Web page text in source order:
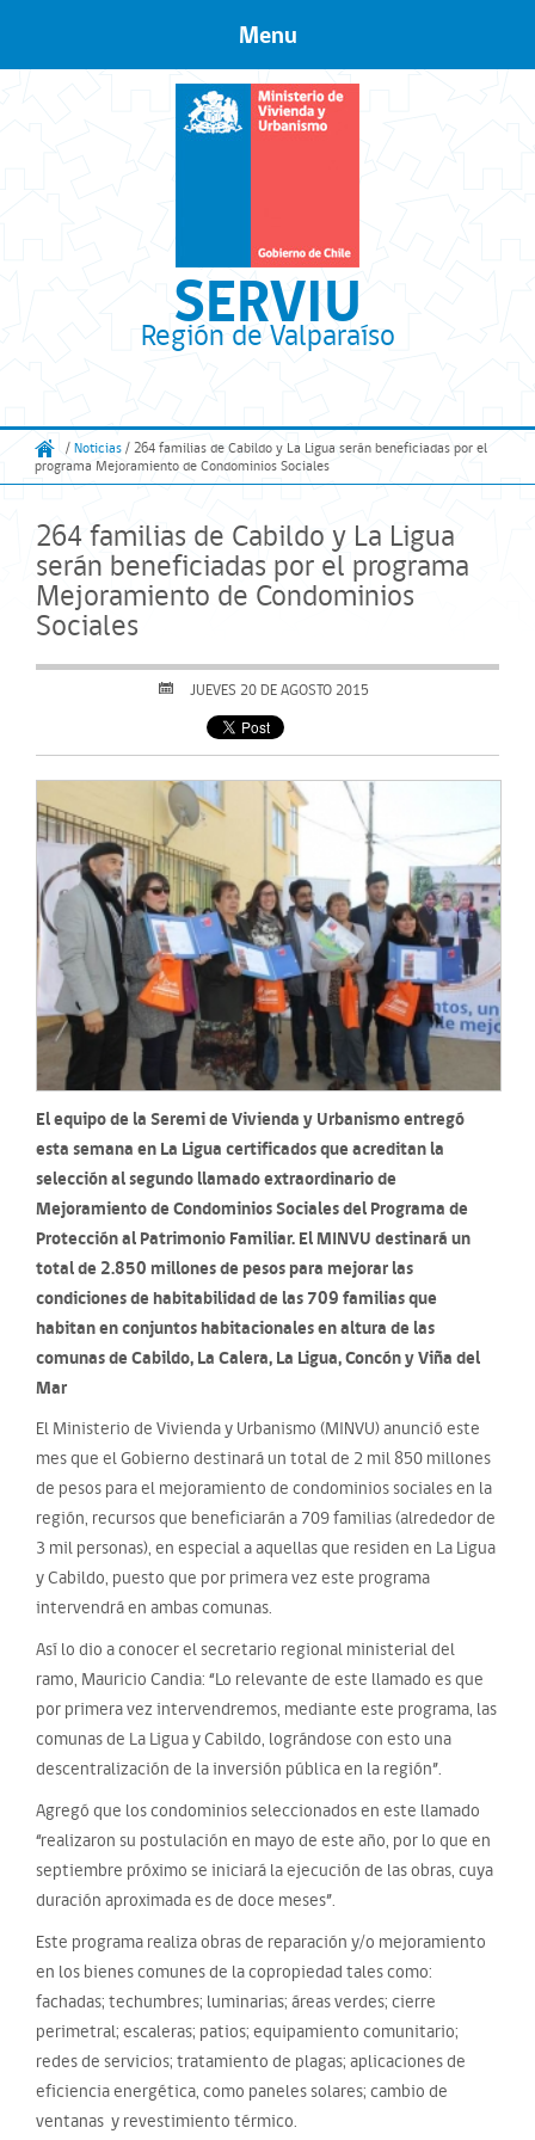
SERVIU
Región de Valparaíso
Menu
/ Noticias / 264 familias de Cabildo y La Ligua serán beneficiadas por el
programa Mejoramiento de Condominios Sociales
264 familias de Cabildo y La Ligua
serán beneficiadas por el programa
Mejoramiento de Condominios
Sociales
JUEVES 20 DE AGOSTO 2015
El equipo de la Seremi de Vivienda y Urbanismo entregó
esta semana en La Ligua certificados que acreditan la
selección al segundo llamado extraordinario de
Mejoramiento de Condominios Sociales del Programa de
Protección al Patrimonio Familiar. El MINVU destinará un
total de 2.850 millones de pesos para mejorar las
condiciones de habitabilidad de las 709 familias que
habitan en conjuntos habitacionales en altura de las
comunas de Cabildo, La Calera, La Ligua, Concón y Viña del
Mar
El Ministerio de Vivienda y Urbanismo (MINVU) anunció este
mes que el Gobierno destinará un total de 2 mil 850 millones
de pesos para el mejoramiento de condominios sociales en la
región, recursos que beneficiarán a 709 familias (alrededor de
3 mil personas), en especial a aquellas que residen en La Ligua
y Cabildo, puesto que por primera vez este programa
intervendrá en ambas comunas.
Así lo dio a conocer el secretario regional ministerial del
ramo, Mauricio Candia: “Lo relevante de este llamado es que
por primera vez intervendremos, mediante este programa, las
comunas de La Ligua y Cabildo, lográndose con esto una
descentralización de la inversión pública en la región”.
Agregó que los condominios seleccionados en este llamado
“realizaron su postulación en mayo de este año, por lo que en
septiembre próximo se iniciará la ejecución de las obras, cuya
duración aproximada es de doce meses”.
Este programa realiza obras de reparación y/o mejoramiento
en los bienes comunes de la copropiedad tales como:
fachadas; techumbres; luminarias; áreas verdes; cierre
perimetral; escaleras; patios; equipamiento comunitario;
redes de servicios; tratamiento de plagas; aplicaciones de
eficiencia energética, como paneles solares; cambio de
ventanas y revestimiento térmico.